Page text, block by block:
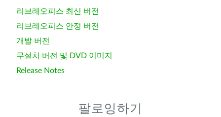
리브레오피스 최신 버전
리브레오피스 안정 버전
개발 버전
무설치 버전 및 DVD 이미지
Release Notes
팔로잉하기